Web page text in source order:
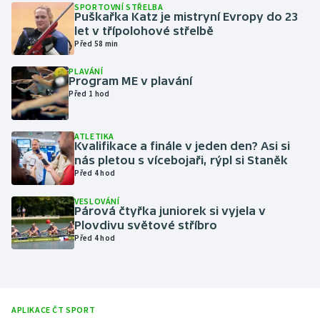
Krasobruslení
Lezení
Lyže a snowboard
Moderní pětiboj
Motorsport
Parasport
SPORTOVNÍ STŘELBA
Puškařka Katz je mistryní Evropy do 23
let v třípolohové střelbě
Před 58 min
PLAVÁNÍ
Program ME v plavání
Před 1 hod
ATLETIKA
Kvalifikace a finále v jeden den? Asi si
nás pletou s vícebojaři, rýpl si Staněk
Před 4 hod
VESLOVÁNÍ
Párová čtyřka juniorek si vyjela v
Plovdivu světové stříbro
Před 4 hod
APLIKACE ČT SPORT